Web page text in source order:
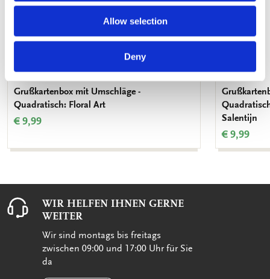
Allow selection
Deny
Grußkartenbox mit Umschläge -
Quadratisch: Floral Art
€ 9,99
Salentijn
€ 9,99
WIR HELFEN IHNEN GERNE
WEITER
Wir sind montags bis freitags
zwischen 09:00 und 17:00 Uhr für Sie
da